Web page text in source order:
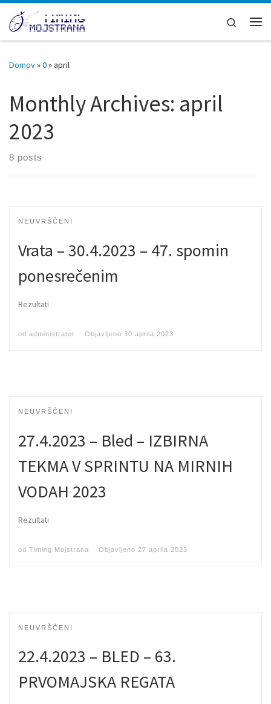
Skoči na vsebino
Search
Domov»0»april
Monthly Archives: april
2023
8 posts
NEUVRŠČENI
Vrata – 30.4.2023 – 47. spomin
ponesrečenim
Rezultati
od administrator Objavljeno 30 aprila 2023
NEUVRŠČENI
27.4.2023 – Bled – IZBIRNA
TEKMA V SPRINTU NA MIRNIH
VODAH 2023
Rezultati
od Timing Mojstrana Objavljeno 27 aprila 2023
NEUVRŠČENI
22.4.2023 – BLED – 63.
PRVOMAJSKA REGATA